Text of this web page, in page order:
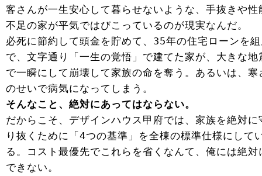
客さんが一生安心して暮らせないような、手抜きや性
不足の家が平気ではびこっているのが現実なんだ。
必死に節約して頭金を貯めて、35年の住宅ローンを
で、文字通り「一生の覚悟」で建てた家が、大きな地
で一瞬にして崩壊して家族の命を奪う。あるいは、寒
のせいで病気になってしまう。
そんなこと、絶対にあってはならない。
だからこそ、デザインハウス甲府では、家族を絶対に
り抜くために「4つの基準」を全棟の標準仕様にして
る。コスト最優先でこれらを省くなんて、俺には絶対
できない。